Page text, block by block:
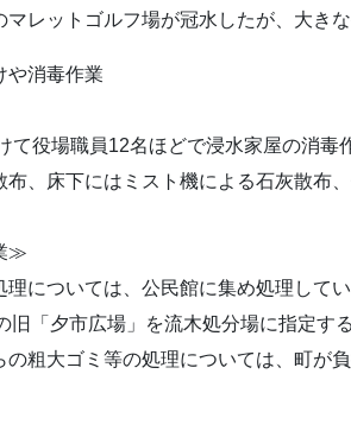
マレットゴルフ場が冠水したが、大き
消毒作業
て役場職員12名ほどで浸水家屋の消毒
布、床下にはミスト機による石灰散布
≫
理については、公民館に集め処理してい
旧「夕市広場」を流木処分場に指定する
の粗大ゴミ等の処理については、町が